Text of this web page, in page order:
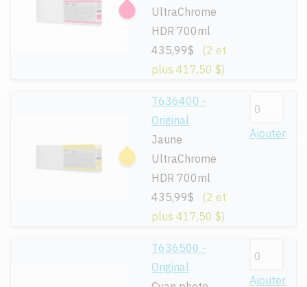
UltraChrome
HDR 700ml
435,99$
(2 et
plus 417,50 $)
T636400 -
Original
Jaune
UltraChrome
HDR 700ml
435,99$
(2 et
plus 417,50 $)
Ajouter
T636500 -
Original
Ajouter